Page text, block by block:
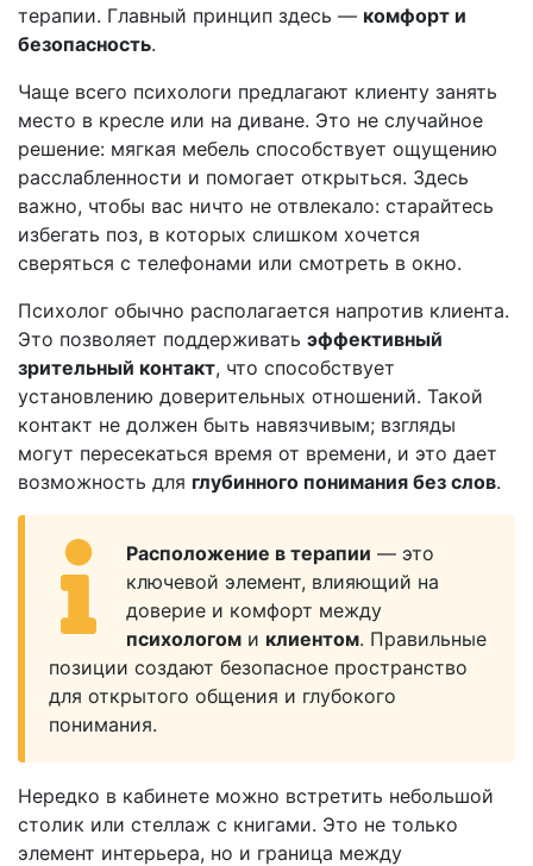
терапии. Главный принцип здесь — комфорт и
безопасность.
Чаще всего психологи предлагают клиенту занять
место в кресле или на диване. Это не случайное
решение: мягкая мебель способствует ощущению
расслабленности и помогает открыться. Здесь
важно, чтобы вас ничто не отвлекало: старайтесь
избегать поз, в которых слишком хочется
сверяться с телефонами или смотреть в окно.
Психолог обычно располагается напротив клиента.
Это позволяет поддерживать эффективный
зрительный контакт, что способствует
установлению доверительных отношений. Такой
контакт не должен быть навязчивым; взгляды
могут пересекаться время от времени, и это дает
возможность для глубинного понимания без слов.
Расположение в терапии — это
ключевой элемент, влияющий на
доверие и комфорт между
психологом и клиентом. Правильные
позиции создают безопасное пространство
для открытого общения и глубокого
понимания.
Нередко в кабинете можно встретить небольшой
столик или стеллаж с книгами. Это не только
элемент интерьера, но и граница между